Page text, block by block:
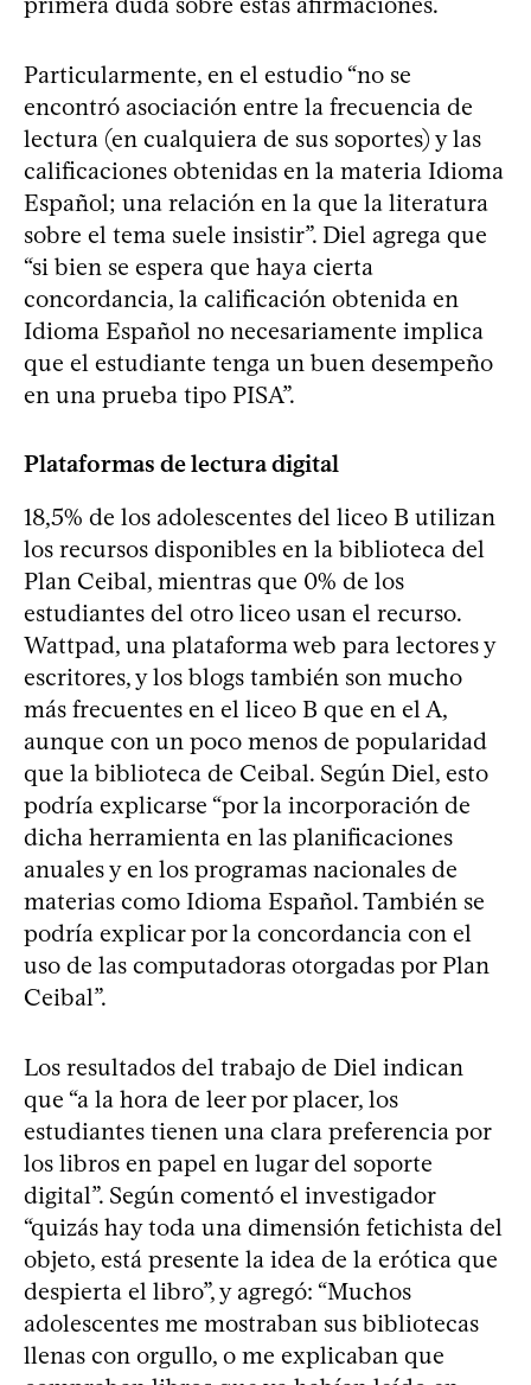
Particularmente, en el estudio “no se
encontró asociación entre la frecuencia de
lectura (en cualquiera de sus soportes) y las
calificaciones obtenidas en la materia Idioma
Español; una relación en la que la literatura
sobre el tema suele insistir”. Diel agrega que
“si bien se espera que haya cierta
concordancia, la calificación obtenida en
Idioma Español no necesariamente implica
que el estudiante tenga un buen desempeño
en una prueba tipo PISA”.
Plataformas de lectura digital
18,5% de los adolescentes del liceo B utilizan
los recursos disponibles en la biblioteca del
Plan Ceibal, mientras que 0% de los
estudiantes del otro liceo usan el recurso.
Wattpad, una plataforma web para lectores y
escritores, y los blogs también son mucho
más frecuentes en el liceo B que en el A,
aunque con un poco menos de popularidad
que la biblioteca de Ceibal. Según Diel, esto
podría explicarse “por la incorporación de
dicha herramienta en las planificaciones
anuales y en los programas nacionales de
materias como Idioma Español. También se
podría explicar por la concordancia con el
uso de las computadoras otorgadas por Plan
Ceibal”.
Los resultados del trabajo de Diel indican
que “a la hora de leer por placer, los
estudiantes tienen una clara preferencia por
los libros en papel en lugar del soporte
digital”. Según comentó el investigador
“quizás hay toda una dimensión fetichista del
objeto, está presente la idea de la erótica que
despierta el libro”, y agregó: “Muchos
adolescentes me mostraban sus bibliotecas
llenas con orgullo, o me explicaban que